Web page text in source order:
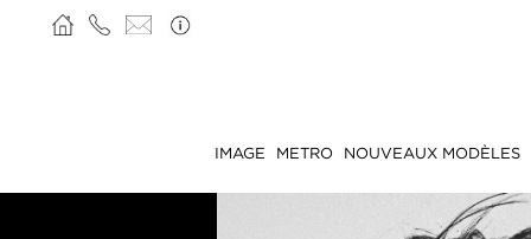
IMAGE METRO NOUVEAUX MODÈLES